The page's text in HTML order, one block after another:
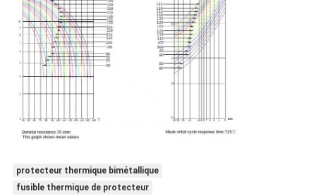
protecteur thermique bimétallique
fusible thermique de protecteur